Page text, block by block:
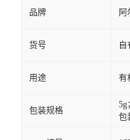
品牌 阿
货号 自
用途 有
包装规格
5g
包